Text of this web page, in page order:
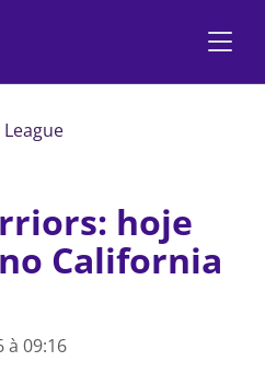
hoje
California
à 09:16